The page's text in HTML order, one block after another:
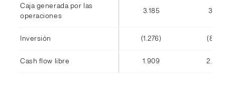
Caja generada por las
operaciones
3.185 3.171
Inversión (1.276) (808)
Cash flow libre 1.909 2.363